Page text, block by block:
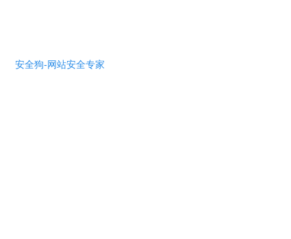
安全狗-网站安全专家